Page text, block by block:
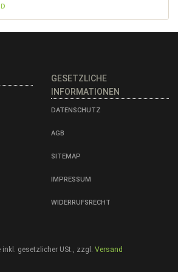
GESETZLICHE
INFORMATIONEN
DATENSCHUTZ
AGB
SITEMAP
IMPRESSUM
WIDERRUFSRECHT
gesetzlicher USt., zzgl. Versand